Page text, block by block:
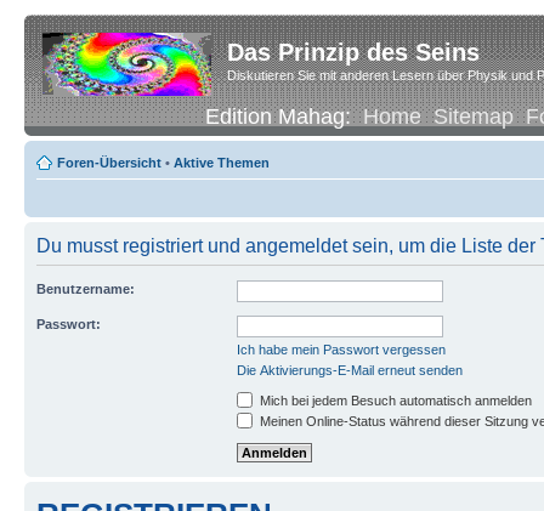
Das Prinzip des Seins
Diskutieren Sie mit anderen Lesern über Physik und
Edition Mahag:Home Sitemap
Foren-Übersicht • Aktive Themen
Du musst registriert und angemeldet sein, um die Liste
Benutzername:
Passwort:
Ich habe mein Passwort vergessen
Die Aktivierungs-E-Mail erneut senden
Mich bei jedem Besuch automatisch anmelden
Meinen Online-Status während dieser Sitzung